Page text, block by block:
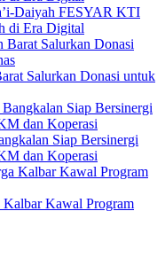
Daiyah FESYAR KTI
di Era Digital
Salurkan Donasi untuk
Siap Bersinergi
dan Koperasi
Kalbar Kawal Program